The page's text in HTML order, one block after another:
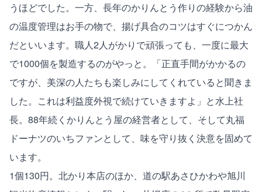
うほどでした。一方、長年のかりんとう作りの経験から油
の温度管理はお手の物で、揚げ具合のコツはすぐにつかん
だといいます。職人2人がかりで頑張っても、一度に最大
で1000個を製造するのがやっと。「正直手間がかかるの
ですが、美深の人たちも楽しみにしてくれていると聞きま
した。これは利益度外視で続けていきますよ」と水上社
長。88年続くかりんとう屋の経営者として、そして丸福
ドーナツのいちファンとして、味を守り抜く決意を固めて
います。
1個130円。北かり本店のほか、道の駅あさひかわや旭川